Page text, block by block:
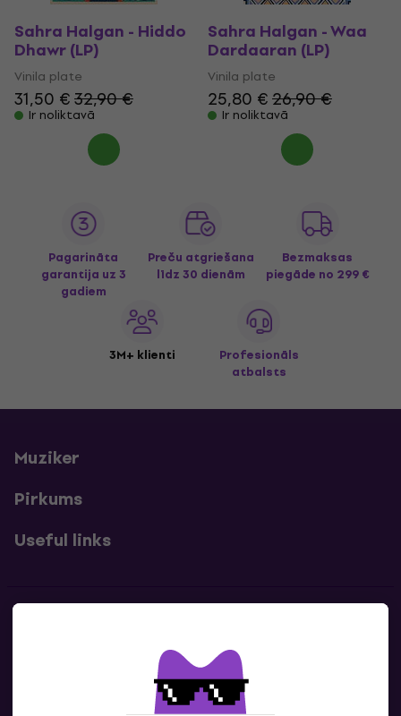
Sahra Halgan - Hiddo
Dhawr (LP)
Vinila plate
31,50 €32,90 €
Ir noliktavā
Sahra Halgan - Waa
Dardaaran (LP)
Vinila plate
25,80 €26,90 €
Ir noliktavā
Pagarināta
garantija uz 3
gadiem
Preču atgriešana
līdz 30 dienām
Bezmaksas
piegāde no 299 €
3M+ klienti
Profesionāls
atbalsts
Muziker
Pirkums
Useful links
Sazinies ar mums